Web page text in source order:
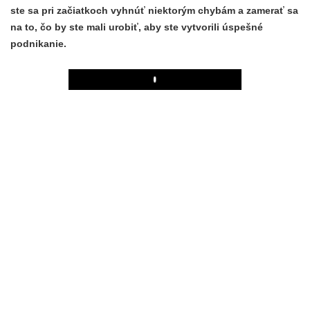
ste sa pri začiatkoch vyhnúť niektorým chybám a zamerať sa
na to, čo by ste mali urobiť, aby ste vytvorili úspešné
podnikanie.
Play